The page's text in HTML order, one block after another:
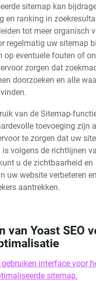
sitemap kan
en ranking in
tot meer organisch
regelmatig uw sitemap
op eventuele fouten of
ervoor zorgen dat
doorzoeken en alle
van de Sitemap-
toevoeging zijn
te zorgen dat uw
volgens de richtlijnen
u de zichtbaarheid en
uw website verbeteren
aantrekken.
van Yoast SEO
interface voor
sitemap.